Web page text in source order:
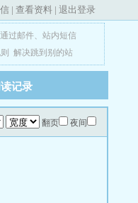
| 查看资料 | 退出登录
通过邮件、 站内短信
解决跳到别的站
记录
翻页 夜间